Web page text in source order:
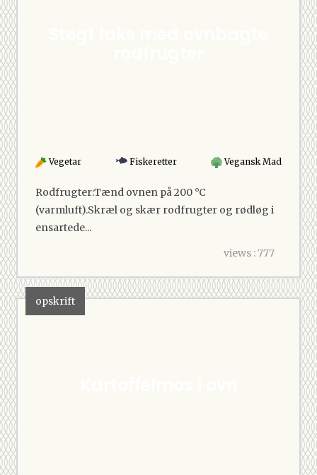
Vegetar Fiskeretter Vegansk Mad
Rodfrugter:Tænd ovnen på 200 °C
(varmluft).Skræl og skær rodfrugter og rødløg i
ensartede...
views : 777
opskrift